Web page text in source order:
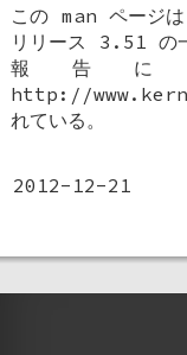
この man ページ
リリース 3.51 の
報告
http://
れている。
2012-12-21